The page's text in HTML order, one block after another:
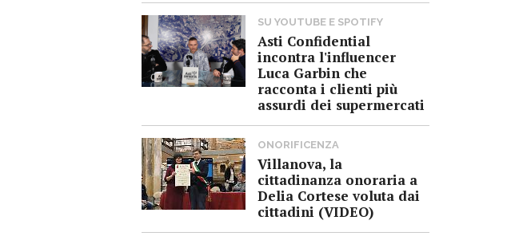
SU YOUTUBE E SPOTIFY
Asti Confidential
incontra l'influencer
Luca Garbin che
racconta i clienti più
assurdi dei supermercati
ONORIFICENZA
Villanova, la
cittadinanza onoraria a
Delia Cortese voluta dai
cittadini (VIDEO)